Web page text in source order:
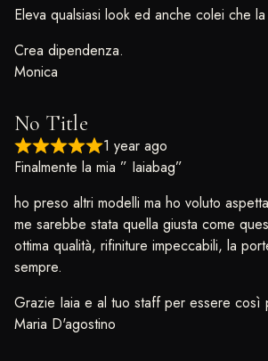
Eleva qualsiasi look ed anche colei che
Crea dipendenza.
Monica
No Title
1 year ago
Finalmente la mia ” Iaiabag”
ho preso altri modelli ma ho voluto
me sarebbe stata quella giusta come
ottima qualità, rifiniture impeccabili, la
sempre.
Grazie Iaia e al tuo staff per essere così
Maria D'agostino